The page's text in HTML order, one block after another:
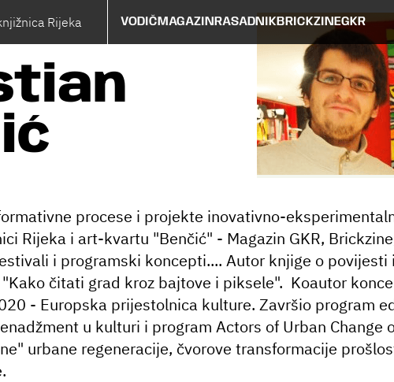
Rijeka VODIČMAGAZINRASADNIKBRICKZINEGKR
procese i projekte inovativno-
Rijeka i art-kvartu "Benčić" - Magazin GKR,
i programski koncepti.... Autor knjige o
čitati grad kroz bajtove i piksele". Koautor
- Europska prijestolnica kulture. Završio program
u kulturi i program Actors of Urban Change
urbane regeneracije, čvorove transformacije